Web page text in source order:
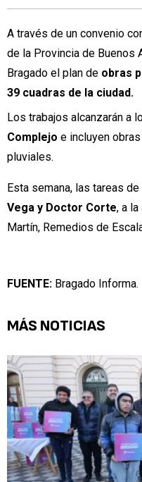
A través de un convenio
de la Provincia de Buenos
Bragado el plan de obras
39 cuadras de la ciudad.
Los trabajos alcanzarán a
Complejo e incluyen
pluviales.
Esta semana, las tareas
Vega y Doctor Corte, a
Martín, Remedios de
FUENTE: Bragado Informa.
MÁS NOTICIAS